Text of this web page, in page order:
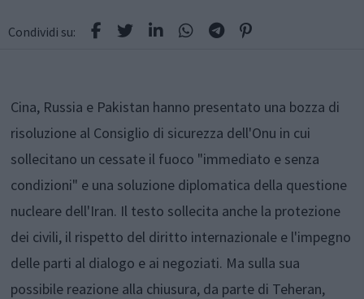
Condividi su:
Cina, Russia e Pakistan hanno presentato una bozza di
risoluzione al Consiglio di sicurezza dell'Onu in cui
sollecitano un cessate il fuoco "immediato e senza
condizioni" e una soluzione diplomatica della questione
nucleare dell'Iran. Il testo sollecita anche la protezione
dei civili, il rispetto del diritto internazionale e l'impegno
delle parti al dialogo e ai negoziati. Ma sulla sua
possibile reazione alla chiusura, da parte di Teheran,